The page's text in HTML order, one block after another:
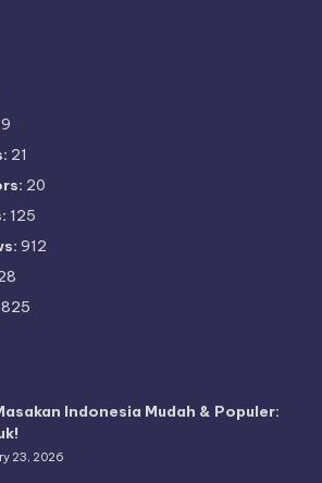
21
20
125
912
Indonesia Mudah & Populer:
23, 2026